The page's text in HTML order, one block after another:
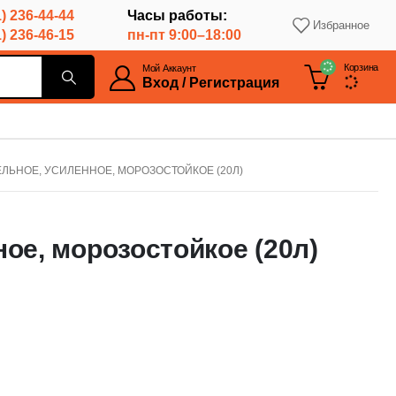
236-44-44
236-46-15
Часы работы:
пн-пт 9:00–18:00
Избранное
Мой Аккаунт
Вход / Регистрация
Корзина
УСИЛЕННОЕ, МОРОЗОСТОЙКОЕ (20Л)
морозостойкое (20л)